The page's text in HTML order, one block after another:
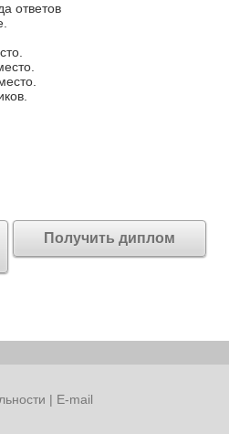
ответов
Получить диплом
| E-mail